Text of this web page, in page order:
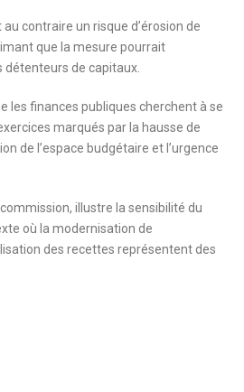
contraire un risque d’érosion de
que la mesure pourrait
détenteurs de capitaux.
les finances publiques cherchent à se
marqués par la hausse de
de l’espace budgétaire et l’urgence
illustre la sensibilité du
où la modernisation de
des recettes représentent des